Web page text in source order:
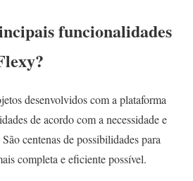
funcionalidades
desenvolvidos com a plataforma
de acordo com a necessidade e
centenas de possibilidades para
completa e eficiente possível.